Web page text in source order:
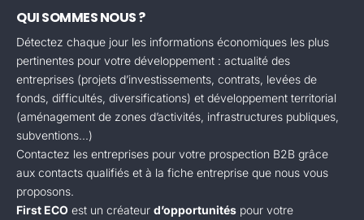
QUI SOMMES NOUS ?
Détectez chaque jour les informations économiques les plus
pertinentes pour votre développement : actualité des
entreprises (projets d’investissements, contrats, levées de
fonds, difficultés, diversifications) et développement territorial
(aménagement de zones d’activités, infrastructures publiques,
subventions...)
Contactez les entreprises pour votre prospection B2B grâce
aux contacts qualifiés et à la fiche entreprise que nous vous
proposons.
First ECO est un créateur d’opportunités pour votre